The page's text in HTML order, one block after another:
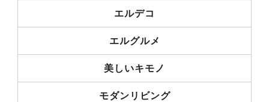
エルデコ
エルグルメ
美しいキモノ
モダンリビング